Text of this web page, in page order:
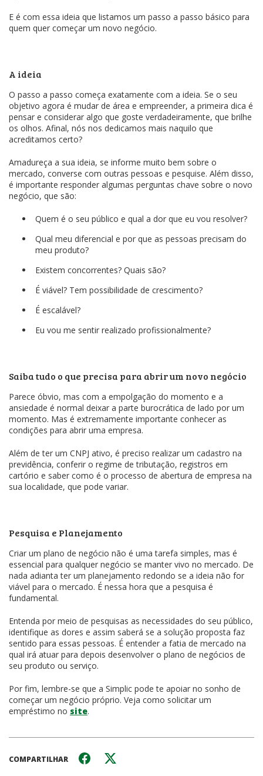
E é com essa ideia que listamos um passo a passo básico para
quem quer começar um novo negócio.
A ideia
O passo a passo começa exatamente com a ideia. Se o seu
objetivo agora é mudar de área e empreender, a primeira dica é
pensar e considerar algo que goste verdadeiramente, que brilhe
os olhos. Afinal, nós nos dedicamos mais naquilo que
acreditamos certo?
Amadureça a sua ideia, se informe muito bem sobre o
mercado, converse com outras pessoas e pesquise. Além disso,
é importante responder algumas perguntas chave sobre o novo
negócio, que são:
Quem é o seu público e qual a dor que eu vou resolver?
Qual meu diferencial e por que as pessoas precisam do
meu produto?
Existem concorrentes? Quais são?
É viável? Tem possibilidade de crescimento?
É escalável?
Eu vou me sentir realizado profissionalmente?
Saiba tudo o que precisa para abrir um novo negócio
Parece óbvio, mas com a empolgação do momento e a
ansiedade é normal deixar a parte burocrática de lado por um
momento. Mas é extremamente importante conhecer as
condições para abrir uma empresa.
Além de ter um CNPJ ativo, é preciso realizar um cadastro na
previdência, conferir o regime de tributação, registros em
cartório e saber como é o processo de abertura de empresa na
sua localidade, que pode variar.
Pesquisa e Planejamento
Criar um plano de negócio não é uma tarefa simples, mas é
essencial para qualquer negócio se manter vivo no mercado. De
nada adianta ter um planejamento redondo se a ideia não for
viável para o mercado. É nessa hora que a pesquisa é
fundamental.
Entenda por meio de pesquisas as necessidades do seu público,
identifique as dores e assim saberá se a solução proposta faz
sentido para essas pessoas. É entender a fatia de mercado na
qual irá atuar para depois desenvolver o plano de negócios de
seu produto ou serviço.
Por fim, lembre-se que a Simplic pode te apoiar no sonho de
começar um negócio próprio. Veja como solicitar um
empréstimo no site.
COMPARTILHAR